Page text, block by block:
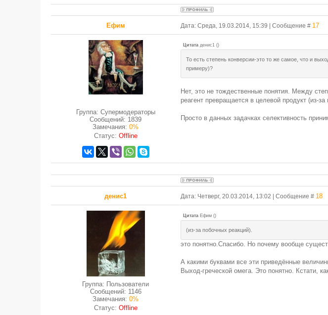
Ефим Дата: Среда, 19.03.2014, 15:39 | Сообщение # 17
Группа: Супермодераторы
Сообщений: 1839
Замечания: 0%
Статус: Offline
Цитата денис1 ()
То есть степень конверсии-это то же самое, что и
примеру)?
Нет, это не тождественные понятия. Между
реагент превращается в целевой продукт (из-
Просто в данных задачках селективность
денис1 Дата: Четверг, 20.03.2014, 13:02 | Сообщение # 18
Группа: Пользователи
Сообщений: 1146
Замечания: 0%
Статус: Offline
Цитата Ефим ()
(из-за побочных реакций).
это понятно.Спасибо. Но почему вообще
А какими буквами все эти приведённые
Выход-греческой омега. Это понятно. Кстати,